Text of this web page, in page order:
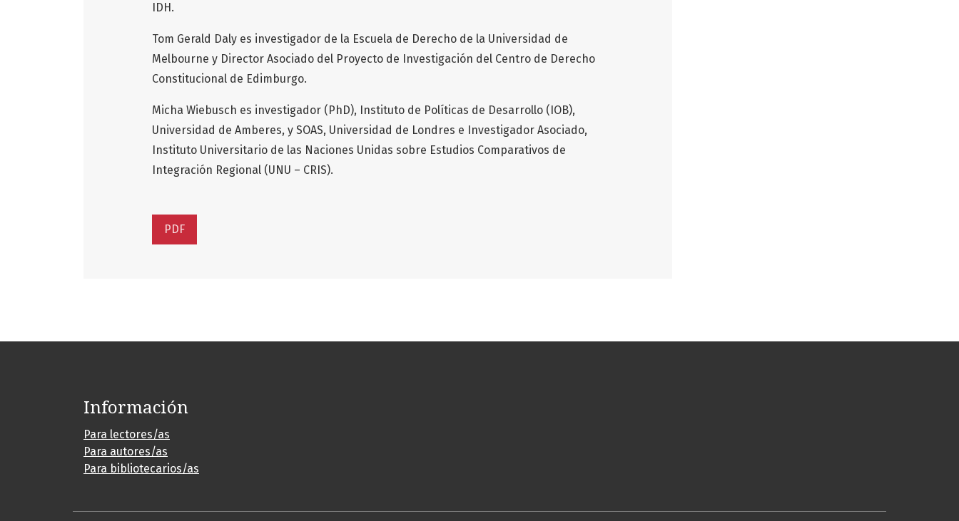
IDH.
Tom Gerald Daly es investigador de la Escuela de Derecho de la Universidad de
Melbourne y Director Asociado del Proyecto de Investigación del Centro de Derecho
Constitucional de Edimburgo.
Micha Wiebusch es investigador (PhD), Instituto de Políticas de Desarrollo (IOB),
Universidad de Amberes, y SOAS, Universidad de Londres e Investigador Asociado,
Instituto Universitario de las Naciones Unidas sobre Estudios Comparativos de
Integración Regional (UNU – CRIS).
PDF
Información
Para lectores/as
Para autores/as
Para bibliotecarios/as